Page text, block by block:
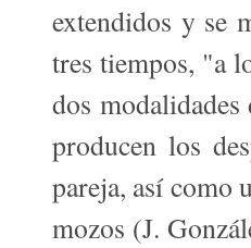
extendidos y se
tres tiempos, "a
dos
producen los
pareja, así como
mozos (J.